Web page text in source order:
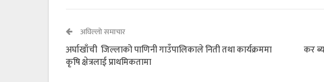
अघिल्लो समाचार
अर्घाखाँची जिल्लाको पाणिनी गाउँपालिकाले निती तथा कार्यक्रममा
कृषि क्षेत्रलाई प्राथमिकतामा
कर